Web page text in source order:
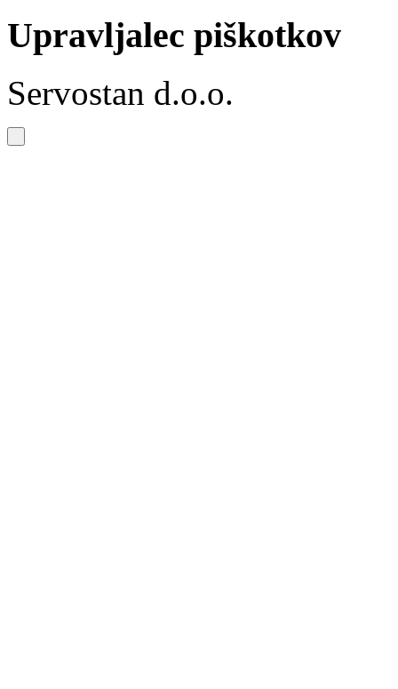
Upravljalec piškotkov
Servostan d.o.o.